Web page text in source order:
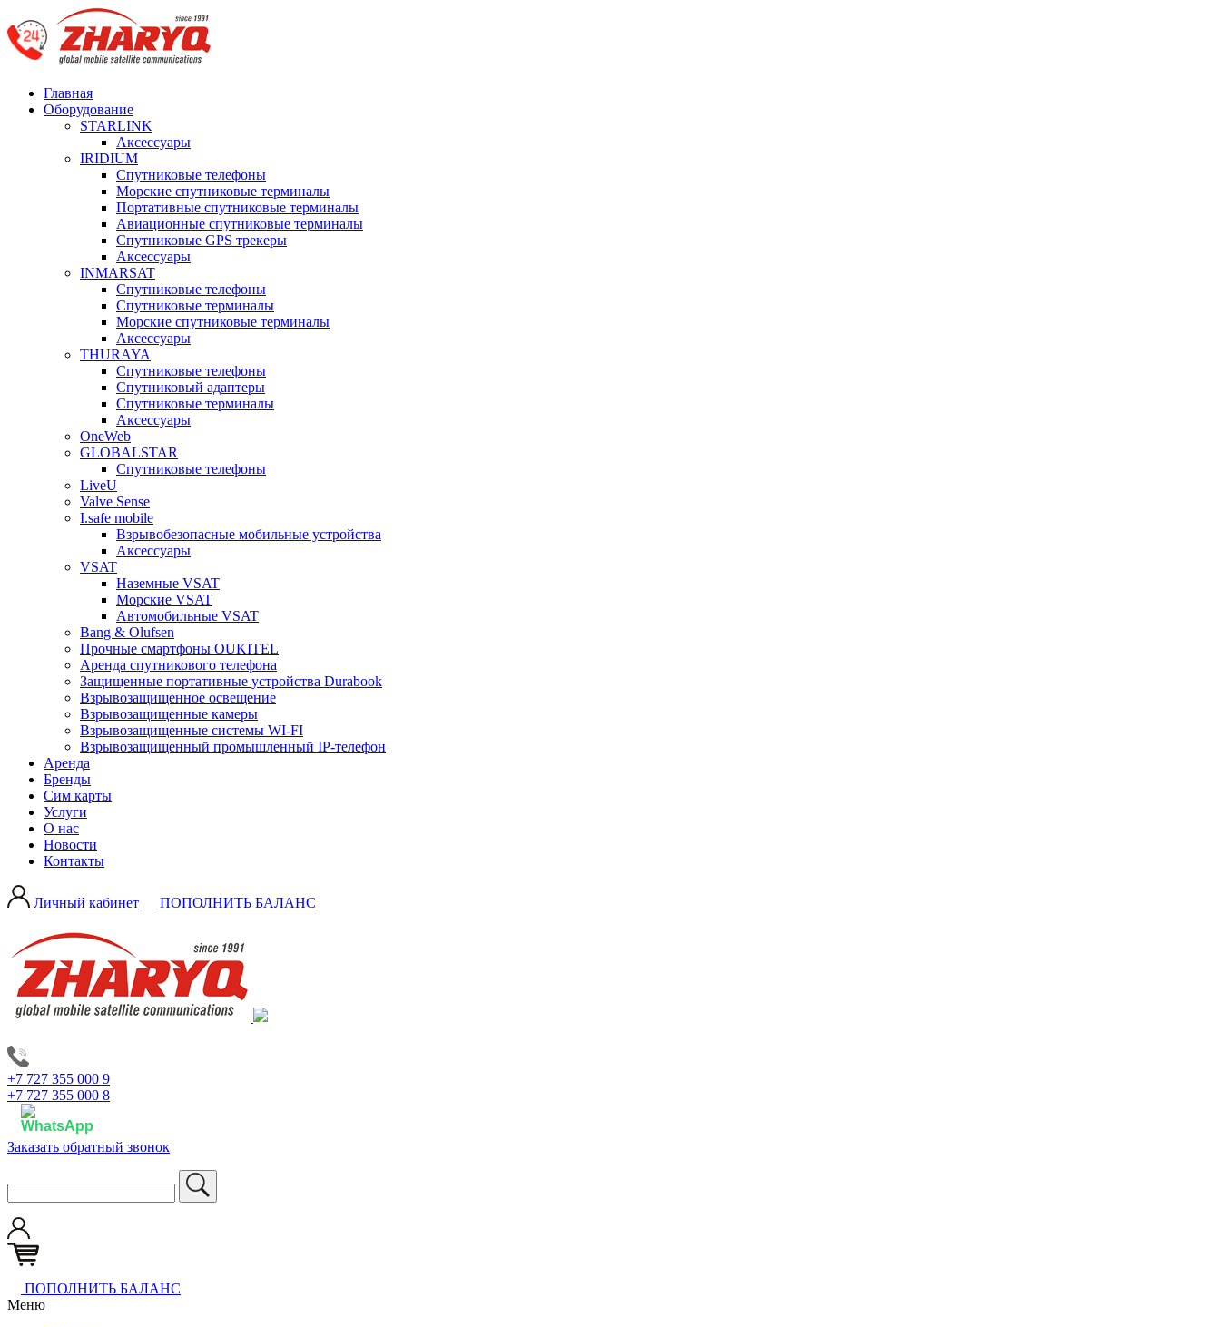
Главная
Оборудование
STARLINK
Аксессуары
IRIDIUM
Спутниковые телефоны
Морские спутниковые терминалы
Портативные спутниковые терминалы
Авиационные спутниковые терминалы
Спутниковые GPS трекеры
Аксессуары
INMARSAT
Спутниковые телефоны
Спутниковые терминалы
Морские спутниковые терминалы
Аксессуары
THURAYA
Спутниковые телефоны
Спутниковый адаптеры
Спутниковые терминалы
Аксессуары
OneWeb
GLOBALSTAR
Спутниковые телефоны
LiveU
Valve Sense
I.safe mobile
Взрывобезопасные мобильные устройства
Аксессуары
VSAT
Наземные VSAT
Морские VSAT
Автомобильные VSAT
Bang & Olufsen
Прочные смартфоны OUKITEL
Аренда спутникового телефона
Защищенные портативные устройства Durabook
Взрывозащищенное освещение
Взрывозащищенные камеры
Взрывозащищенные системы WI-FI
Взрывозащищенный промышленный IP-телефон
Аренда
Бренды
Сим карты
Услуги
О нас
Новости
Контакты
Личный кабинет ПОПОЛНИТЬ БАЛАНС
+7 727 355 000 9
+7 727 355 000 8
Заказать обратный звонок
ПОПОЛНИТЬ БАЛАНС
Меню